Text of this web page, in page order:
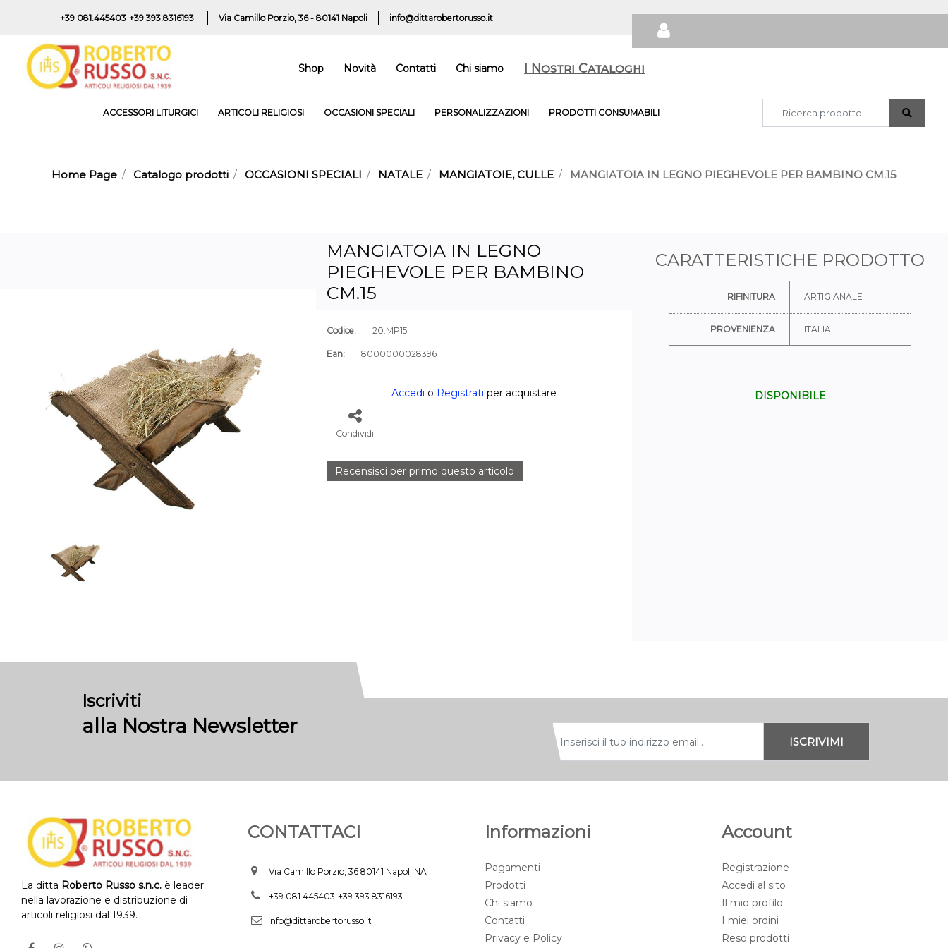
+39 081.445403 +39 393.8316193 Via Camillo Porzio, 36 - 80141 Napoli info@dittarobertorusso.it
Shop Novità Contatti Chi siamo I Nostri Cataloghi
ACCESSORI LITURGICI ARTICOLI RELIGIOSI OCCASIONI SPECIALI PERSONALIZZAZIONI PRODOTTI CONSUMABILI
La modifica di un filtro aggiorna
Home Page Catalogo prodotti OCCASIONI SPECIALI NATALE MANGIATOIE, CULLE MANGIATOIA IN LEGNO PIEGHEVOLE PER BAMBINO CM.15
MANGIATOIA IN LEGNO
PIEGHEVOLE PER BAMBINO
CM.15
Codice: 20.MP15
Ean: 8000000028396
Accedi o Registrati per acquistare
Condividi
Recensisci per primo questo articolo
CARATTERISTICHE PRODOTTO
RIFINITURA ARTIGIANALE
PROVENIENZA ITALIA
DISPONIBILE
Iscriviti
alla Nostra Newsletter
La ditta Roberto Russo s.n.c. è leader
nella lavorazione e distribuzione di
articoli religiosi dal 1939.
CONTATTACI
Via Camillo Porzio, 36 80141 Napoli NA
+39 081.445403 +39 393.8316193
info@dittarobertorusso.it
Informazioni
Pagamenti
Prodotti
Chi siamo
Contatti
Privacy e Policy
Account
Registrazione
Accedi al sito
Il mio profilo
I miei ordini
Reso prodotti